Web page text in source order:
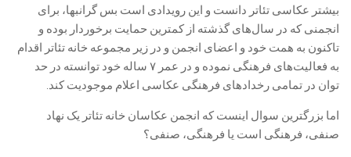
بیشتر عکاسی تئاتر دانست و این رویدادی است بس گرانبها، برای
انجمنی که در سال‌های گذشته از کمترین حمایت برخوردار بوده و
تاکنون به همت خود و اعضای انجمن و در زیر مجموعه خانه تئاتر اقدام
به فعالیت‌های فرهنگی نموده و در عمر ۷ ساله خود توانسته در حد
توان در تمامی رخدادهای فرهنگی عکاسی اعلام موجودیت کند.
اما بزرگترین سوال اینست که انجمن عکاسان خانه تئاتر یک نهاد
صنفی، فرهنگی است یا فرهنگی، صنفی؟